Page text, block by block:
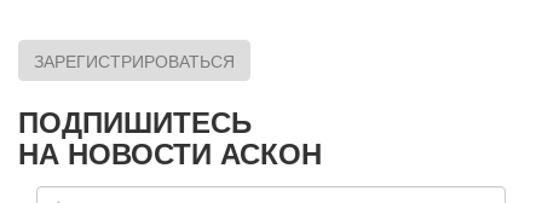
ЗАРЕГИСТРИРОВАТЬСЯ
ПОДПИШИТЕСЬ
НА НОВОСТИ АСКОН